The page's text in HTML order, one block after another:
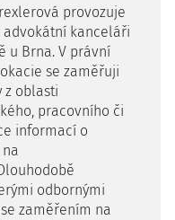
provozuje
kanceláři
u Brna. V právní
se zaměřuji
z oblasti
pracovního či
informací o
odbornými
zaměřením na